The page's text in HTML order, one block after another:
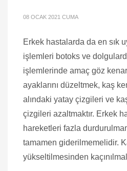
08 OCAK 2021 CUMA
Erkek hastalarda da en sık
işlemleri botoks ve
işlemlerinde amaç göz
ayaklarını düzeltmek, kaş
alındaki yatay çizgileri ve
çizgileri azaltmaktır. Erkek
hareketleri fazla
tamamen giderilmemelidir.
yükseltilmesinden